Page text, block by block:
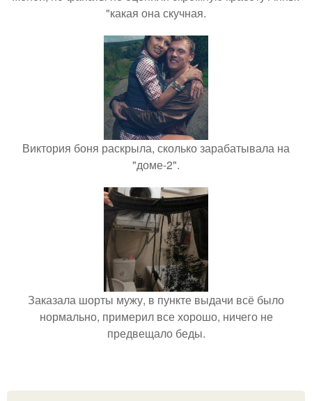
"какая она скучная.
Виктория боня раскрыла, сколько зарабатывала на
"доме-2".
Заказала шорты мужу, в пункте выдачи всё было
нормально, примерил все хорошо, ничего не
предвещало беды.